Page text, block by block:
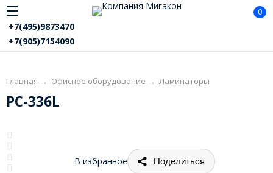
0
+7(495)9873470
+7(905)7154090
Главная → Офисное оборудование → Ламинаторы
PC-336L
В избранное Поделиться